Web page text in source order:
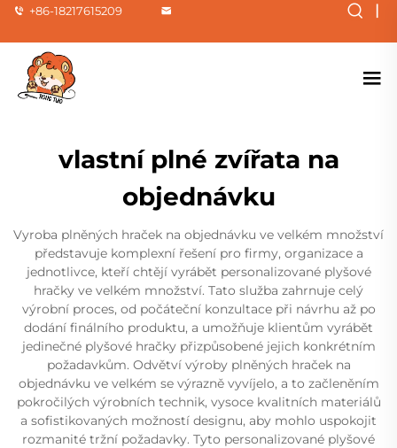
+86-18217615209 |
vlastní plné zvířata na
objednávku
Vyroba plněných hraček na objednávku ve velkém množství
představuje komplexní řešení pro firmy, organizace a
jednotlivce, kteří chtějí vyrábět personalizované plyšové
hračky ve velkém množství. Tato služba zahrnuje celý
výrobní proces, od počáteční konzultace při návrhu až po
dodání finálního produktu, a umožňuje klientům vyrábět
jedinečné plyšové hračky přizpůsobené jejich konkrétním
požadavkům. Odvětví výroby plněných hraček na
objednávku ve velkém se výrazně vyvíjelo, a to začleněním
pokročilých výrobních technik, vysoce kvalitních materiálů
a sofistikovaných možností designu, aby mohlo uspokojit
rozmanité tržní požadavky. Tyto personalizované plyšové